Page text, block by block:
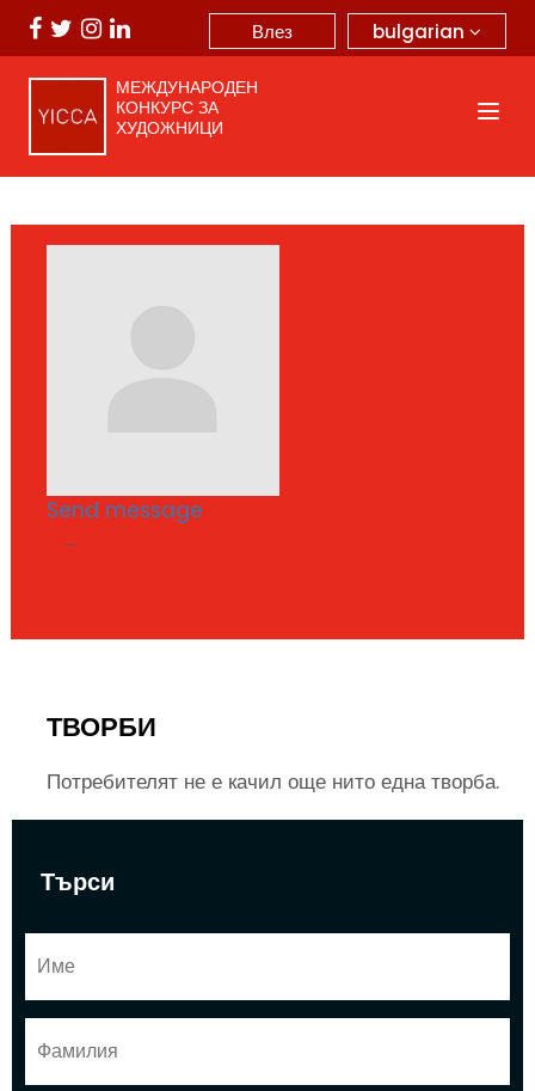
bulgarian
Влез
МЕЖДУНАРОДЕН
КОНКУРС ЗА
ХУДОЖНИЦИ
Търси
Send message
...
ТВОРБИ
Потребителят не е качил още нито една творба.